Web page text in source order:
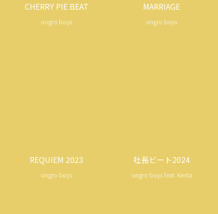
CHERRY PIE BEAT
ongro boys
MARRIAGE
ongro boys
REQUIEM 2023
ongro boys
社長ビート2024
ongro boys feat. Kenta